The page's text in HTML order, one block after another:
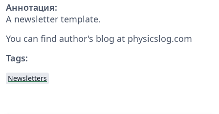
Аннотация:
A newsletter template.
You can find author's blog at physicslog.com
Tags:
Newsletters